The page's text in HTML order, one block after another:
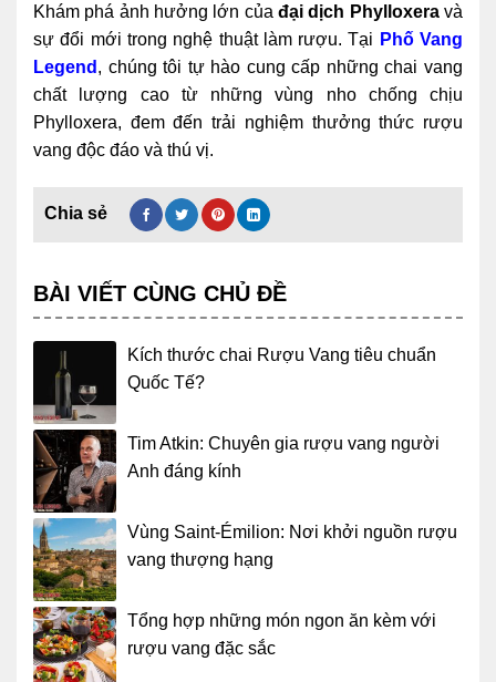
Khám phá ảnh hưởng lớn của đại dịch Phylloxeravà
sự đổi mới trong nghệ thuật làm rượu. Tại Phố Vang
Legend , chúng tôi tự hào cung cấp những chai vang
chất lượng cao từ những vùng nho chống chịu
Phylloxera, đem đến trải nghiệm thưởng thức rượu
vang độc đáo và thú vị.
BÀI VIẾT CÙNG CHỦ ĐỀ
Kích thước chai Rượu Vang tiêu chuẩn
Quốc Tế?
Tim Atkin: Chuyên gia rượu vang người
Anh đáng kính
Vùng Saint-Émilion: Nơi khởi nguồn rượu
vang thượng hạng
Tổng hợp những món ngon ăn kèm với
rượu vang đặc sắc